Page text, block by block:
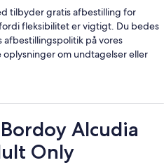
tilbyder gratis afbestilling for
fleksibilitet er vigtigt. Du bedes
på vores
om undtagelser eller
Alcudia
Only